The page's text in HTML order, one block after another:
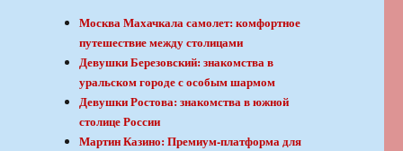
Москва Махачкала самолет: комфортное
путешествие между столицами
Девушки Березовский: знакомства в
уральском городе с особым шармом
Девушки Ростова: знакомства в южной
столице России
Мартин Казино: Премиум-платформа для